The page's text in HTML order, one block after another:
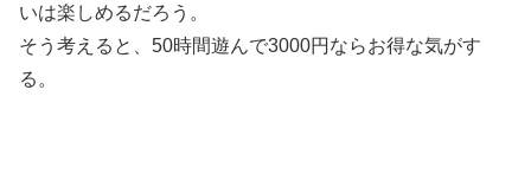
いは楽しめるだろう。
そう考えると、50時間遊んで3000円ならお得な気がす
る。